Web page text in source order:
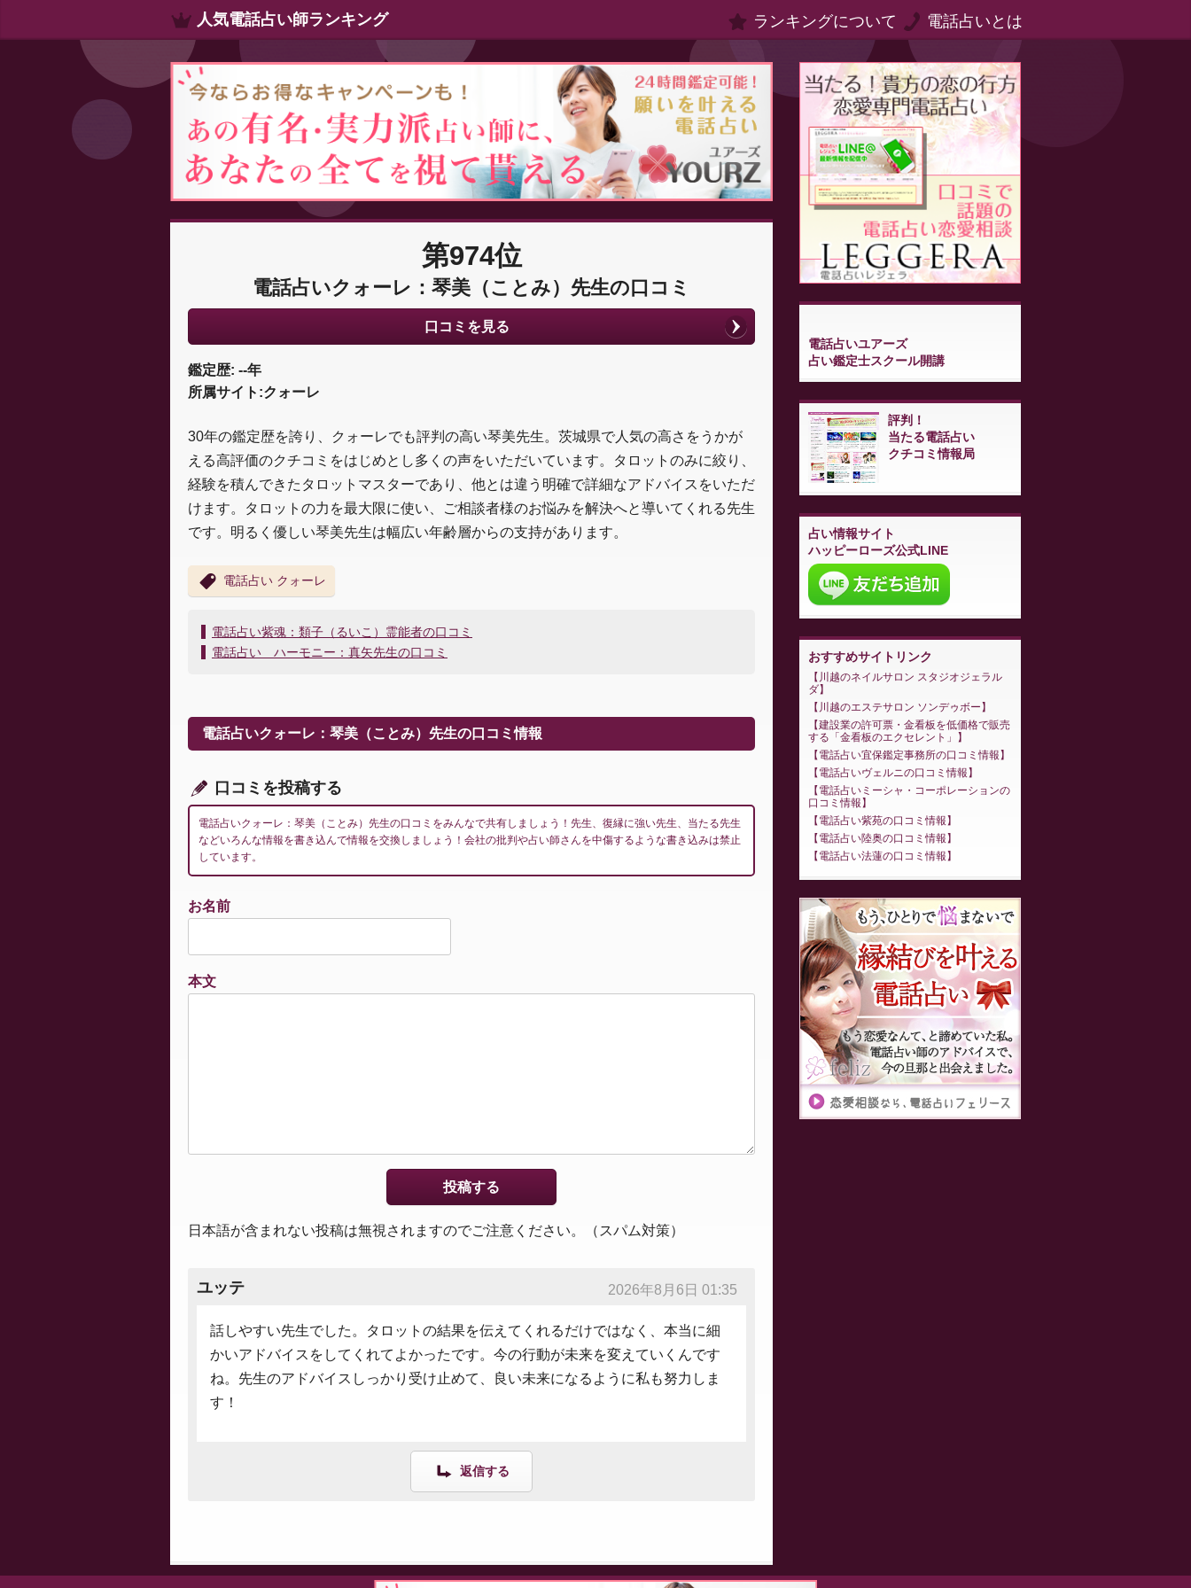
人気電話占い師ランキング ランキングについて 電話占いとは
第974位
電話占いクォーレ：琴美（ことみ）先生の口コミ
口コミを見る
鑑定歴: --年
所属サイト:クォーレ
30年の鑑定歴を誇り、クォーレでも評判の高い琴美先生。茨城県で人気の高さをうかが
える高評価のクチコミをはじめとし多くの声をいただいています。タロットのみに絞り、
経験を積んできたタロットマスターであり、他とは違う明確で詳細なアドバイスをいただ
けます。タロットの力を最大限に使い、ご相談者様のお悩みを解決へと導いてくれる先生
です。明るく優しい琴美先生は幅広い年齢層からの支持があります。
電話占い クォーレ
投
稿
ー
シ
ン
電話占い紫魂：類子（るいこ）霊能者の口コミ
電話占い ハーモニー：真矢先生の口コミ
電話占いクォーレ：琴美（ことみ）先生の口コミ情報
口コミを投稿する
電話占いクォーレ：琴美（ことみ）先生の口コミをみんなで共有しましょう！先生、復縁に強い先生、当たる先生
などいろんな情報を書き込んで情報を交換しましょう！会社の批判や占い師さんを中傷するような書き込みは禁止
しています。
お名前
本文
日本語が含まれない投稿は無視されますのでご注意ください。（スパム対策）
ユッテ 2026年8月6日 01:35
話しやすい先生でした。タロットの結果を伝えてくれるだけではなく、本当に細
かいアドバイスをしてくれてよかったです。今の行動が未来を変えていくんです
ね。先生のアドバイスしっかり受け止めて、良い未来になるように私も努力しま
す！
返信する
電話占いユアーズ
占い鑑定士スクール開講
評判！
当たる電話占い
クチコミ情報局
占い情報サイト
ハッピーローズ公式LINE
おすすめサイトリンク
川越のネイルサロン スタジオジェラル
ダ
川越のエステサロン ソンデゥボー
建設業の許可票・金看板を低価格で販売
する「金看板のエクセレント」
電話占い宜保鑑定事務所の口コミ情報
電話占いヴェルニの口コミ情報
電話占いミーシャ・コーポレーションの
口コミ情報
電話占い紫苑の口コミ情報
電話占い陸奥の口コミ情報
電話占い法蓮の口コミ情報